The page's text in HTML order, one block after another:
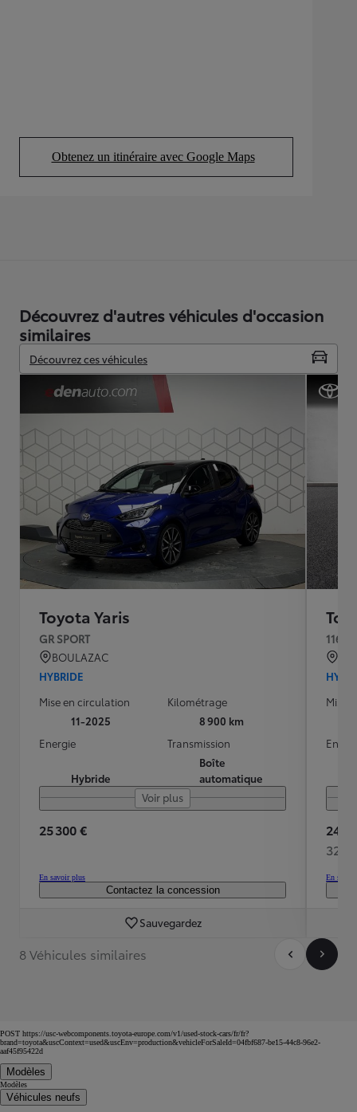
Obtenez un itinéraire avec Google Maps
(Opens in new tab)
Découvrez d'autres véhicules d'occasion
similaires
Découvrez ces véhicules
Toyota Yaris
GR SPORT
BOULAZAC
HYBRIDE
Mise en circulation
11-2025
Kilométrage
8 900 km
Energie
Hybride
Transmission
Boîte
automatique
Voir plus
25 300 €
En savoir plus
Contactez la concession
Sauvegardez
116h
Mise
24
324
En
8 Véhicules similaires
POST https://usc-webcomponents.toyota-europe.com/v1/used-stock-cars/fr/fr?
brand=toyota&uscContext=used&uscEnv=production&vehicleForSaleId=04fbf687-be15-44c8-96e2-
aaf45f95422d
Modèles
Modèles
Véhicules neufs